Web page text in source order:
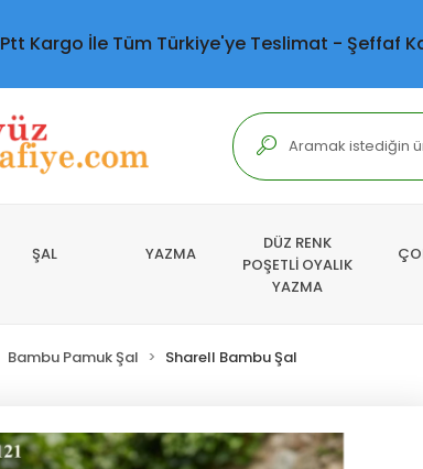
Ptt Kargo İle Tüm Türkiye'ye Teslimat - Şeffaf
ŞAL YAZMA
DÜZ RENK
POŞETLİ OYALIK
YAZMA
Bambu Pamuk Şal Sharell Bambu Şal